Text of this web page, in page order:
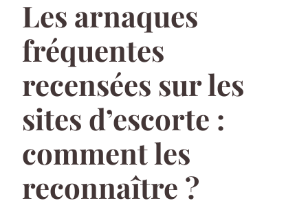
Les arnaques
fréquentes
recensées sur les
sites d’escorte :
comment les
reconnaître ?